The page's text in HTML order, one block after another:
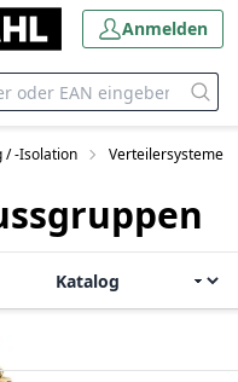
Anmelden
/ -Isolation Verteilersysteme